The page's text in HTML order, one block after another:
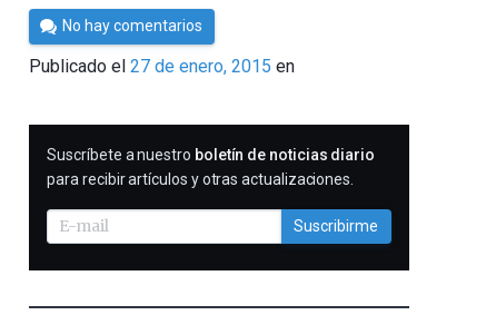
Por
César
Tomé
No hay comentarios
Publicado el27 de enero, 2015 en
SUSCRIBIRME
Suscríbete a nuestro boletín de noticias diario
para recibir artículos y otras actualizaciones.
Suscribirme